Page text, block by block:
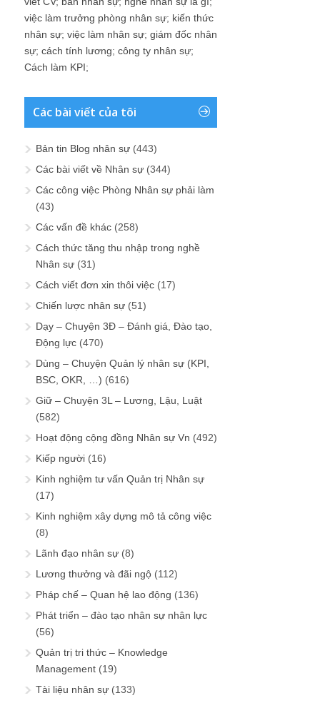
việc làm trưởng phòng nhân sự; kiến thức
nhân sự; việc làm nhân sự; giám đốc nhân
sự; cách tính lương; công ty nhân sự;
Cách làm KPI;
Các bài viết của tôi
Bản tin Blog nhân sự (443)
Các bài viết về Nhân sự (344)
Các công việc Phòng Nhân sự phải làm
(43)
Các vấn đề khác (258)
Cách thức tăng thu nhập trong nghề
Nhân sự (31)
Cách viết đơn xin thôi việc (17)
Chiến lược nhân sự (51)
Dạy – Chuyện 3Đ – Đánh giá, Đào tạo,
Động lực (470)
Dùng – Chuyện Quản lý nhân sự (KPI,
BSC, OKR, …) (616)
Giữ – Chuyện 3L – Lương, Lậu, Luật
(582)
Hoạt động cộng đồng Nhân sự Vn (492)
Kiếp người (16)
Kinh nghiệm tư vấn Quản trị Nhân sự
(17)
Kinh nghiệm xây dựng mô tả công việc
(8)
Lãnh đạo nhân sự (8)
Lương thưởng và đãi ngộ (112)
Pháp chế – Quan hệ lao động (136)
Phát triển – đào tạo nhân sự nhân lực
(56)
Quản trị tri thức – Knowledge
Management (19)
Tài liệu nhân sự (133)